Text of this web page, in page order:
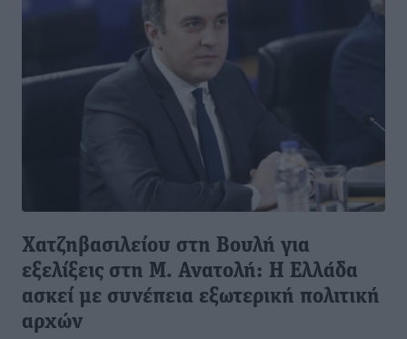
Χατζηβασιλείου στη Βουλή για
εξελίξεις στη Μ. Ανατολή: Η Ελλάδα
ασκεί με συνέπεια εξωτερική πολιτική
αρχών